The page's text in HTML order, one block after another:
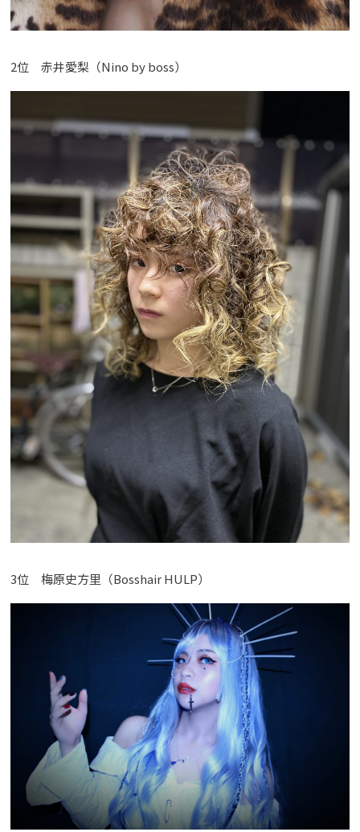
2位 赤井愛梨（Nino by boss）
3位 梅原史方里（Bosshair HULP）